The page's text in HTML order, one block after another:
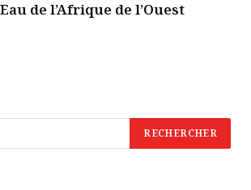
de l’Afrique de l’Ouest